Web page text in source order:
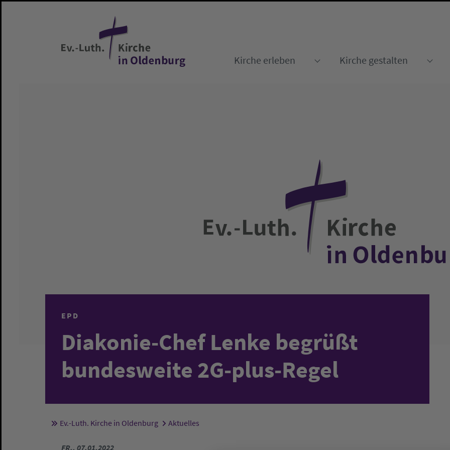
Kirche erleben
Kirche gestalten
EPD
Diakonie-Chef Lenke begrüßt
bundesweite 2G-plus-Regel
Sie sind hier:
Ev.-Luth. Kirche in Oldenburg Aktuelles
FR., 07.01.2022